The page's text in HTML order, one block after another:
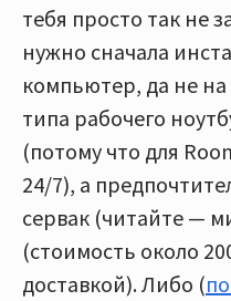
тебя просто так не
нужно сначала
компьютер, да не
типа рабочего
(потому что для
24/7), а
сервак (читайте —
(стоимость около
доставкой). Либо (